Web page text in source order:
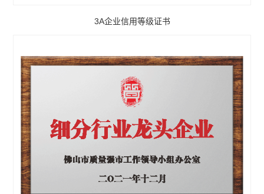
3A企业信用等级证书